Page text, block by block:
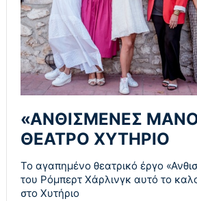
«ΑΝΘΙΣΜΕΝΕΣ
ΘΕΑΤΡΟ ΧΥΤΗΡΙΟ
Το αγαπημένο θεατρικό έργο
του Ρόμπερτ Χάρλινγκ αυτό το
στο Χυτήριο